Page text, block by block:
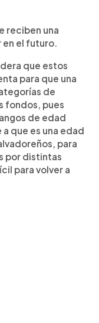
reciben una
en el futuro.
que estos
para que una
de
fondos, pues
de edad
que es una edad
para
por distintas
para volver a